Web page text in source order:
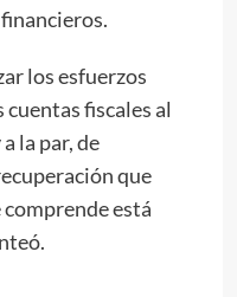
los esfuerzos
fiscales al
la par, de
que
está